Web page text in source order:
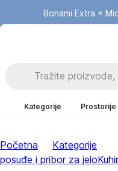
Bonami Extra ×
Kategorije Prostorije
Početna Kategorije
posuđe i pribor za jelo